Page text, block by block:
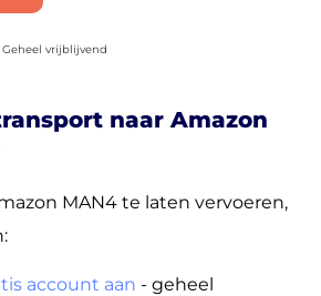
Geheel vrijblijvend
naar Amazon
MAN4 te laten vervoeren,
account aan - geheel